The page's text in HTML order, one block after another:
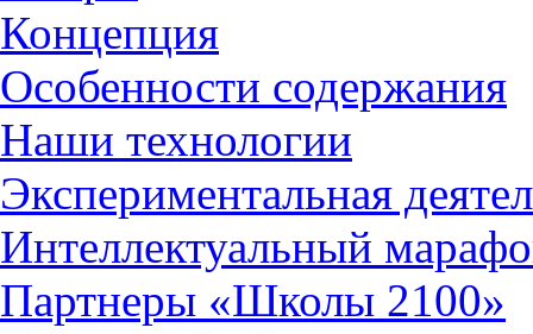
Концепция
Особенности содержания
Наши технологии
Экспериментальная
Интеллектуальный
Партнеры «Школы 2100»